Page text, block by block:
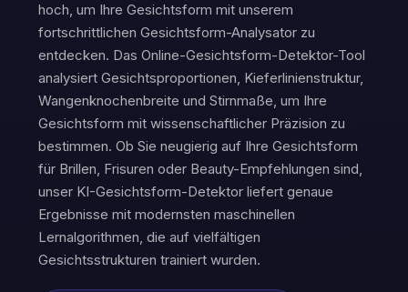
hoch, um Ihre Gesichtsform mit unserem
fortschrittlichen Gesichtsform-Analysator zu
entdecken. Das Online-Gesichtsform-Detektor-Tool
analysiert Gesichtsproportionen, Kieferlinienstruktur,
Wangenknochenbreite und Stirnmaße, um Ihre
Gesichtsform mit wissenschaftlicher Präzision zu
bestimmen. Ob Sie neugierig auf Ihre Gesichtsform
für Brillen, Frisuren oder Beauty-Empfehlungen sind,
unser KI-Gesichtsform-Detektor liefert genaue
Ergebnisse mit modernsten maschinellen
Lernalgorithmen, die auf vielfältigen
Gesichtsstrukturen trainiert wurden.